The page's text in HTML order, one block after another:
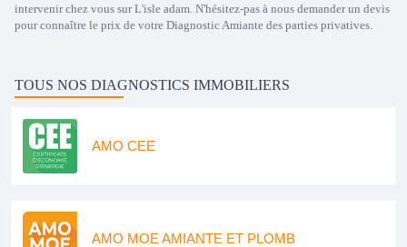
intervenir chez vous sur L'isle adam. N'hésitez-pas à nous demander un devis
pour connaître le prix de votre Diagnostic Amiante des parties privatives.
TOUS NOS DIAGNOSTICS IMMOBILIERS
AMO CEE
AMO MOE AMIANTE ET PLOMB